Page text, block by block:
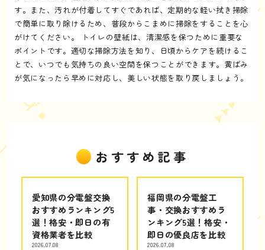
す。また、汚れが付着してすぐであれば、定期的な軽い拭き掃除
で簡単に取り除けるため、普段からこまめに掃除をすることを心
がけてください。 トイレの壁紙は、清潔感を保つために重要な
ポイントです。適切な掃除方法を知り、日頃からケアを続けるこ
とで、いつでも気持ちの良い空間を保つことができます。黄ばみ
が気になったら早めに対応し、美しい状態を取り戻しましょう。
おすすめ記事
愛知県の分電盤交換
おすすめランキング5
選！格安・即日の有
資格業者を比較
2026.07.08
福岡県の分電盤工
事・交換おすすめラ
ンキング5選！格安・
即日の優良店を比較
2026.07.08